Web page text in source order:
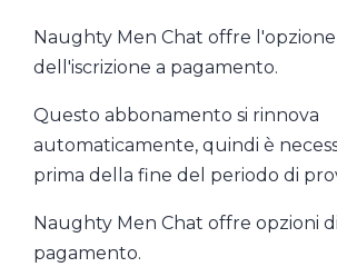
Naughty Men Chat offre
dell'iscrizione a pagamento.
Questo abbonamento si rinnova
automaticamente, quindi è
prima della fine del periodo di
Naughty Men Chat offre opzioni
pagamento.